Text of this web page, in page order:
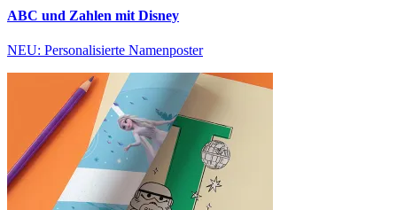
ABC und Zahlen mit Disney
NEU: Personalisierte Namenposter